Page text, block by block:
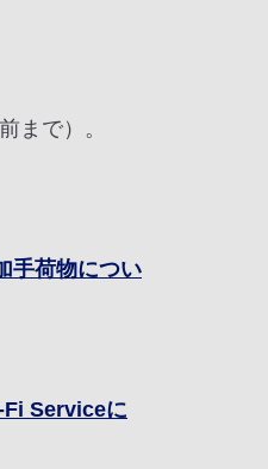
まで）。
手荷物につい
Fi Serviceに